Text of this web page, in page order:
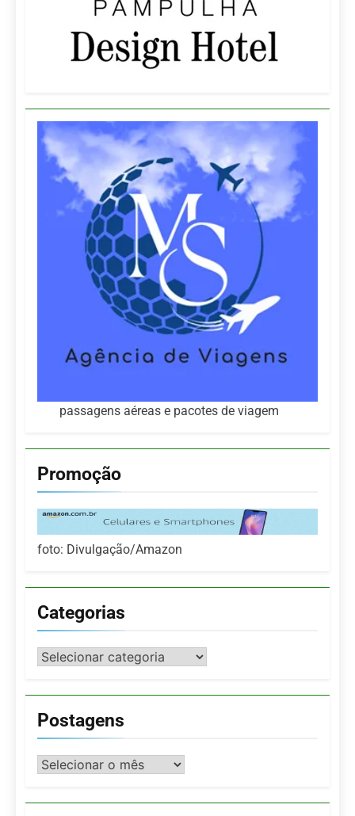
passagens aéreas e pacotes de viagem
Promoção
foto: Divulgação/Amazon
Categorias
Categorias
Postagens
Postagens